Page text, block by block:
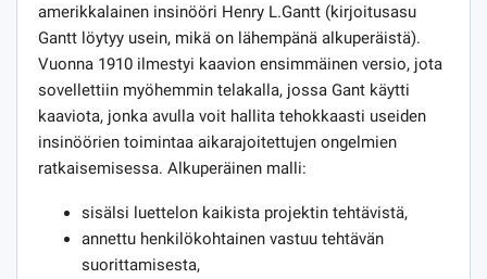
amerikkalainen insinööri Henry L.Gantt (kirjoitusasu
Gantt löytyy usein, mikä on lähempänä alkuperäistä).
Vuonna 1910 ilmestyi kaavion ensimmäinen versio, jota
sovellettiin myöhemmin telakalla, jossa Gant käytti
kaaviota, jonka avulla voit hallita tehokkaasti useiden
insinöörien toimintaa aikarajoitettujen ongelmien
ratkaisemisessa. Alkuperäinen malli:
sisälsi luettelon kaikista projektin tehtävistä,
annettu henkilökohtainen vastuu tehtävän
suorittamisesta,